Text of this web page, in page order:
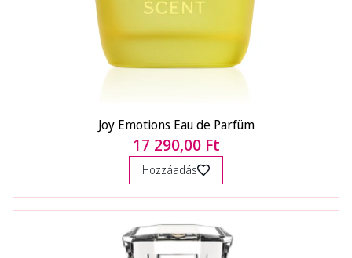
Joy Emotions Eau de Parfüm
17 290,00 Ft
Hozzáadás